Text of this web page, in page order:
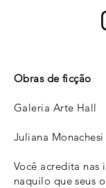
Obras de ficção
Galeria Arte Hall
Juliana Monachesi
Você acredita nas
naquilo que seus